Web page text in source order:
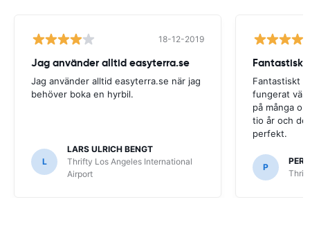
18-12-2019
Jag använder alltid easyterra.se
Jag använder alltid easyterra.se när jag
behöver boka en hyrbil.
L
LARS ULRICH BENGT
Thrifty Los Angeles International
Airport
Fantastiskt
fungerat
på många
tio år och
perfekt.
P
PER